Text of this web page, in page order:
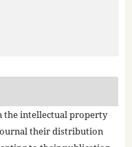
the intellectual property
their distribution